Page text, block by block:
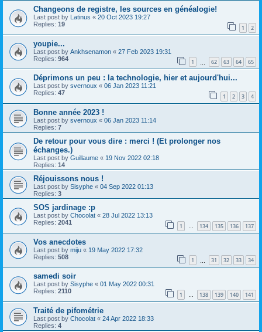
Changeons de registre, les sources en généalogie!
Last post by Latinus « 20 Oct 2023 19:27
Replies: 19 1 2
youpie...
Last post by Ankhsenamon « 27 Feb 2023 19:31
Replies: 964 1 62 63 64 65
Déprimons un peu : la technologie, hier et aujourd'hui...
Last post by svernoux « 06 Jan 2023 11:21
Replies: 47 1 2 3 4
Bonne année 2023 !
Last post by svernoux « 06 Jan 2023 11:14
Replies: 7
De retour pour vous dire : merci ! (Et prolonger nos
échanges.)
Last post by Guillaume « 19 Nov 2022 02:18
Replies: 14
Réjouissons nous !
Last post by Sisyphe « 04 Sep 2022 01:13
Replies: 3
SOS jardinage :p
Last post by Chocolat « 28 Jul 2022 13:13
Replies: 2041 1 … 134 135 136 137
Vos anecdotes
Last post by miju « 19 May 2022 17:32
Replies: 508 1 31 32 33 34
samedi soir
Last post by Sisyphe « 01 May 2022 00:31
Replies: 2110 1 … 138 139 140 141
Traité de pifométrie
Last post by Chocolat « 24 Apr 2022 18:33
Replies: 4